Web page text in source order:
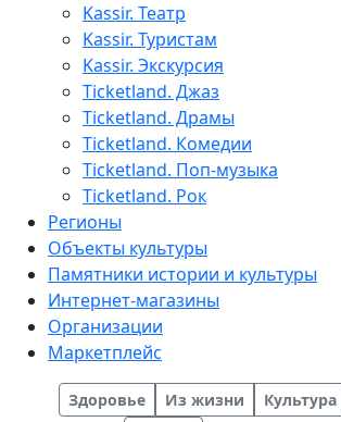
Kassir. Театр
Kassir. Туристам
Kassir. Экскурсия
Ticketland. Джаз
Ticketland. Драмы
Ticketland. Комедии
Ticketland. Поп-музыка
Ticketland. Рок
Регионы
Объекты культуры
Памятники истории и культуры
Интернет-магазины
Организации
Маркетплейс
Здоровье Из жизни Культура